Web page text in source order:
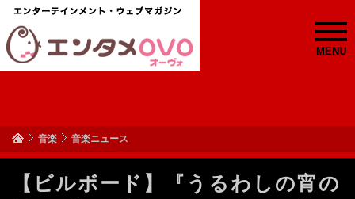
MENU
音楽 音楽ニュース
【ビルボード】『うるわしの宵の